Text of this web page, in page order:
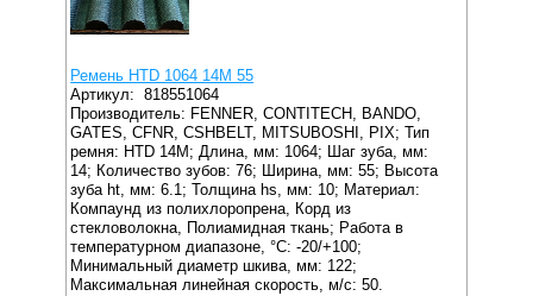
Ремень HTD 1064 14M 55
Артикул:818551064
Производитель: FENNER, CONTITECH, BANDO,
GATES, CFNR, CSHBELT, MITSUBOSHI, PIX; Тип
ремня: HTD 14M; Длина, мм: 1064; Шаг зуба, мм:
14; Количество зубов: 76; Ширина, мм: 55; Высота
зуба ht, мм: 6.1; Толщина hs, мм: 10; Материал:
Компаунд из полихлоропрена, Корд из
стекловолокна, Полиамидная ткань; Работа в
температурном диапазоне, °C: -20/+100;
Минимальный диаметр шкива, мм: 122;
Максимальная линейная скорость, м/с: 50.